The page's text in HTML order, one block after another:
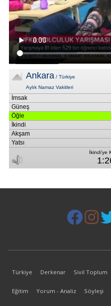
Türkiye Derkenar Sivil Toplum
Eğitim Yorum - Analiz Söyleşi